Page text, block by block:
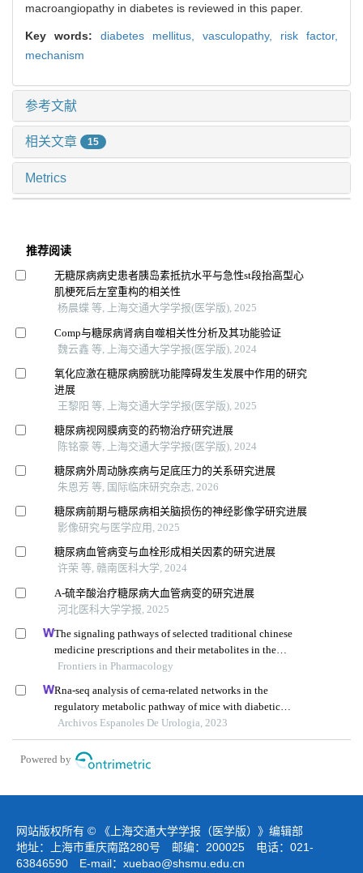
macroangiopathy in diabetes is reviewed in this paper.
Key words: diabetes mellitus, vasculopathy, risk factor,
mechanism
参考文献
相关文章 15
Metrics
推荐阅读
无糖尿病病史患者胰岛素抵抗水平与急性st段抬高型心
肌梗死后左室重构的相关性
杨晨蝶 等, 上海交通大学学报(医学版), 2025
Comp与糖尿病肾病自噬相关性分析及其功能验证
魏云鑫 等, 上海交通大学学报(医学版), 2024
氧化应激在糖尿病膀胱功能障碍发生发展中作用的研究
进展
王黎阳 等, 上海交通大学学报(医学版), 2025
糖尿病视网膜病变的药物治疗研究进展
陈铭豪 等, 上海交通大学学报(医学版), 2024
糖尿病外周动脉疾病与足底压力的关系研究进展
朱恩芳 等, 国际临床研究杂志, 2026
糖尿病前期与糖尿病相关脑损伤的神经影像学研究进展
影像研究与医学应用, 2025
糖尿病血管病变与血栓形成相关因素的研究进展
许荣 等, 赣南医科大学, 2024
Α-硫辛酸治疗糖尿病大血管病变的研究进展
河北医科大学学报, 2025
The signaling pathways of selected traditional chinese
medicine prescriptions and their metabolites in the
treatment of diabetic cardiomyopathy: a review
Frontiers in Pharmacology
Rna-seq analysis of cerna-related networks in the
regulatory metabolic pathway of mice with diabetic
nephropathy subjected to empagliflozin intervention
Archivos Espanoles De Urologia, 2023
Powered by
网站版权所有 © 《上海交通大学学报（医学版）》编辑部
地址：上海市重庆南路280号 邮编：200025 电话：021-
63846590 E-mail： xuebao@shsmu.edu.cn